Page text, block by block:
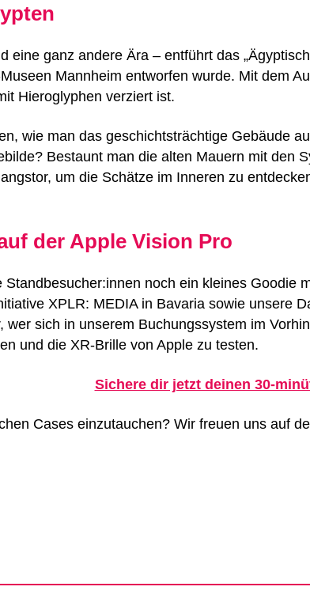
eine ganz andere Ära – entführt das
Mannheim entworfen wurde. Mit dem
Hieroglyphen verziert ist.
wie man das geschichtsträchtige Gebäude
Bestaunt man die alten Mauern mit den
um die Schätze im Inneren zu
der Apple Vision Pro
noch ein kleines Goodie
XPLR: MEDIA in Bavaria sowie unsere
wer sich in unserem Buchungssystem im
und die XR-Brille von Apple zu testen.
Sichere dir jetzt deinen 30-
Cases einzutauchen? Wir freuen uns auf